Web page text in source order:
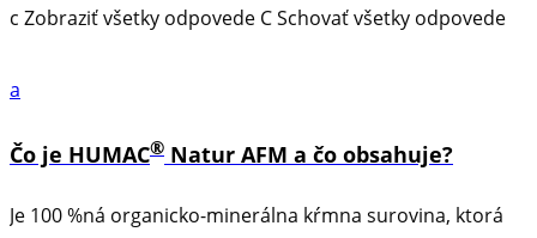
c Zobraziť všetky odpovede CSchovať všetky odpovede
a
Čo je HUMAC® Natur AFM a čo obsahuje?
Je 100 %ná organicko-minerálna kŕmna surovina, ktorá